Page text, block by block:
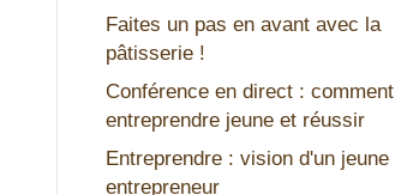
Faites un pas en avant avec la
pâtisserie !
Conférence en direct : comment
entreprendre jeune et réussir
Entreprendre : vision d'un jeune
entrepreneur